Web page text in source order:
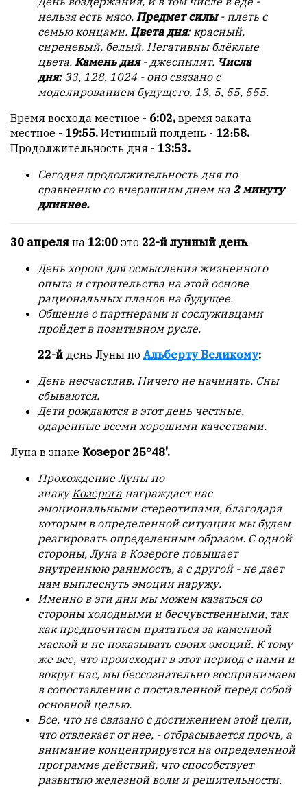
нельзя есть мясо. Предмет силы- плеть с
семью концами. Цвета дня: красный,
сиреневый, белый. Негативны блёклые
цвета. Камень дня- джеспилит. Числа
дня:33, 128, 1024 - оно связано с
моделированием будущего, 13, 5, 55, 555.
Время восхода местное - 6:02, время заката
местное - 19:55. Истинный полдень - 12։58.
Продолжительность дня - 13:53.
Сегодня продолжительность дня по
сравнению со вчерашним днем на 2 минуту
длиннее.
30 апреля на 12:00 это 22-й лунный день.
День хорош для осмысления жизненного
опыта и строительства на этой основе
рациональных планов на будущее.
Общение с партнерами и сослуживцами
пройдет в позитивном русле.
22-й день Луны по Альберту Великому:
День несчастлив. Ничего не начинать. Сны
сбываются.
Дети рождаются в этот день честные,
одаренные всеми хорошими качествами.
Луна в знаке Козерог 25°48'.
Прохождение Луны по
знакуКозерога награждает нас
эмоциональными стереотипами, благодаря
которым в определенной ситуации мы будем
реагировать определенным образом. С одной
стороны, Луна в Козероге повышает
внутреннюю ранимость, а с другой - не дает
нам выплеснуть эмоции наружу.
Именно в эти дни мы можем казаться со
стороны холодными и бесчувственными, так
как предпочитаем прятаться за каменной
маской и не показывать своих эмоций. К тому
же все, что происходит в этот период с нами и
вокруг нас, мы бессознательно воспринимаем
в сопоставлении с поставленной перед собой
основной целью.
Все, что не связано с достижением этой цели,
что отвлекает от нее, - отбрасывается прочь, а
внимание концентрируется на определенной
программе действий, что способствует
развитию железной воли и решительности.